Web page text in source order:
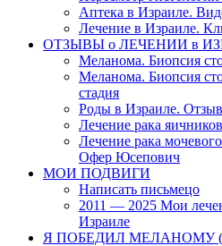
Аптека в Израиле.
Лечение в Израиле.
ОТЗЫВЫ о ЛЕЧЕНИИ в
Меланома. Биопсия
Меланома. Биопсия
стадия
Роды в Израиле. Отзыв
Лечение рака
Лечение рака
Офер Юсепович
МОИ ПОДВИГИ
Написать письмецо
2011 — 2025 Мои
Израиле
Я ПОБЕДИЛ МЕЛАНОМУ